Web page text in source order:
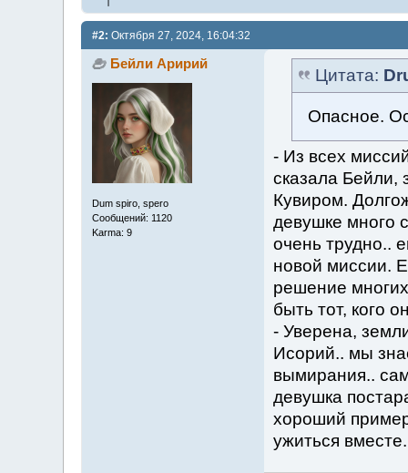
#2: Октября 27, 2024, 16:04:32
Бейли Аририй
Dum spiro, spero
Сообщений: 1120
Karma: 9
Цитата:
Опасное.
- Из всех
сказала Бейли,
Кувиром.
девушке много
очень трудно..
новой миссии.
решение
быть тот, кого
- Уверена,
Исорий.. мы
вымирания..
девушка
хороший
ужиться